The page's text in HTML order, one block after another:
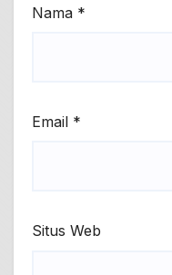
Nama *
Email *
Situs Web